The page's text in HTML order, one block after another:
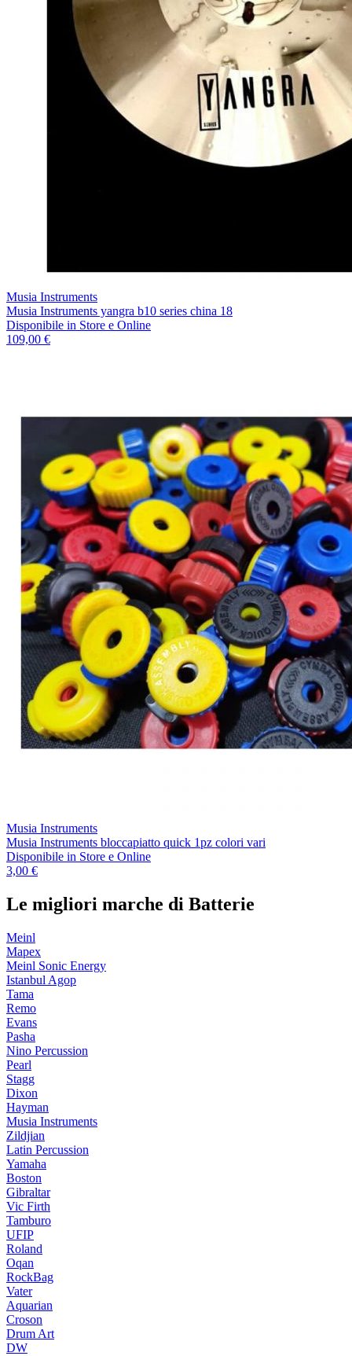
Musia Instruments
Musia Instruments yangra b10 series china 18
Disponibile in Store e Online
109,00 €
Musia Instruments
Musia Instruments bloccapiatto quick 1pz colori vari
Disponibile in Store e Online
3,00 €
Le migliori marche di Batterie
Meinl
Mapex
Meinl Sonic Energy
Istanbul Agop
Tama
Remo
Evans
Pasha
Nino Percussion
Pearl
Stagg
Dixon
Hayman
Musia Instruments
Zildjian
Latin Percussion
Yamaha
Boston
Gibraltar
Vic Firth
Tamburo
UFIP
Roland
Oqan
RockBag
Vater
Aquarian
Croson
Drum Art
DW